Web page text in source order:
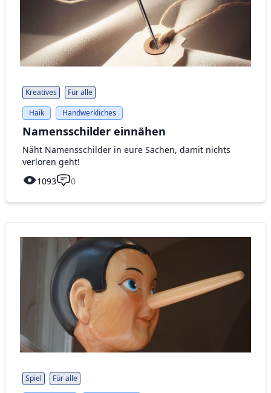
Kreatives
Für alle
Haik
Handwerkliches
Namensschilder einnähen
Näht Namensschilder in eure Sachen, damit nichts
verloren geht!
1093
0
Spiel
Für alle